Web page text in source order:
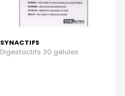
SYNACTIFS
Digestactifs 30 gélules